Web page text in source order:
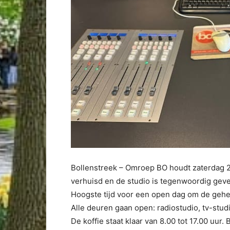
Bollenstreek – Omroep BO houdt
verhuisd en de studio is tegenwoordig
Hoogste tijd voor een open dag om de
Alle deuren gaan open: radiostudio, tv-
De koffie staat klaar van 8.00 tot 17.00